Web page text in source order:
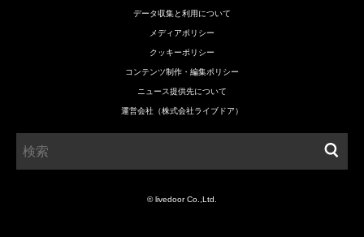
データ収集と利用について
メディアポリシー
クッキーポリシー
コンテンツ制作・編集ポリシー
ニュース提供先について
運営会社（株式会社ライブドア）
© livedoor Co.,Ltd.